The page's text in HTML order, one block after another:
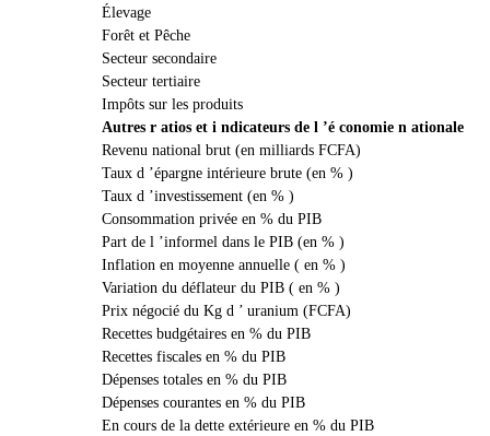
Élevage
Forêt et Pêche
Secteur secondaire
Secteur tertiaire
Impôts sur les produits
Autres r atios et i ndicateurs de l ’é conomie n ationale
Revenu national brut (en milliards FCFA)
Taux d ’épargne intérieure brute (en % )
Taux d ’investissement (en % )
Consommation privée en % du PIB
Part de l ’informel dans le PIB (en % )
Inflation en moyenne annuelle ( en % )
Variation du déflateur du PIB ( en % )
Prix négocié du Kg d ’ uranium (FCFA)
Recettes budgétaires en % du PIB
Recettes fiscales en % du PIB
Dépenses totales en % du PIB
Dépenses courantes en % du PIB
En cours de la dette extérieure en % du PIB